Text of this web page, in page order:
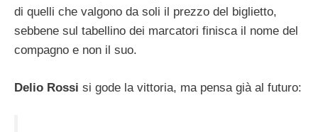
di quelli che valgono da soli il prezzo del biglietto,
sebbene sul tabellino dei marcatori finisca il nome del
compagno e non il suo.
Delio Rossi si gode la vittoria, ma pensa già al futuro: